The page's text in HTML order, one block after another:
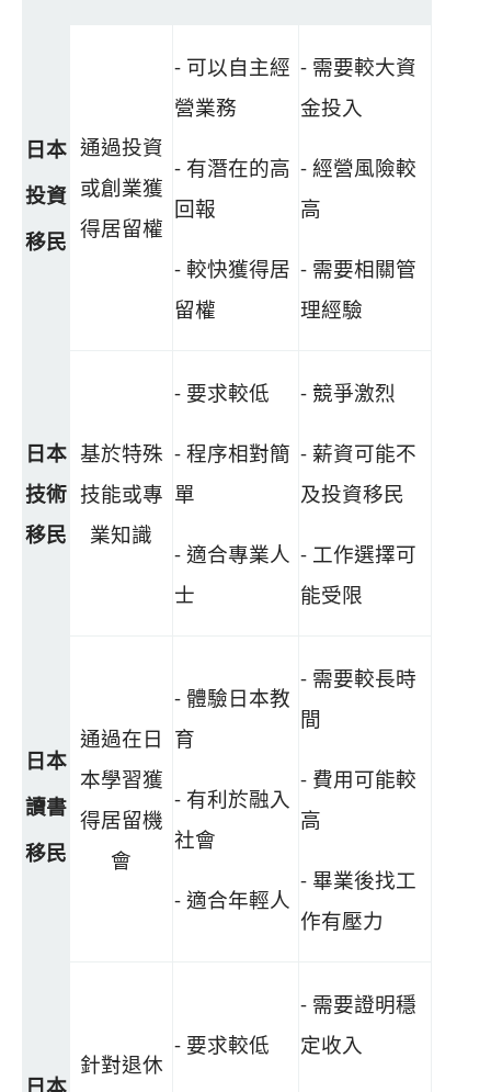
日本
投資
移民
通過投資
或創業獲
得居留權
- 可以自主經
營業務
- 有潛在的高
回報
- 較快獲得居
留權
- 需要較大資
金投入
- 經營風險較
高
- 需要相關管
理經驗
日本
技術
移民
基於特殊
技能或專
業知識
- 要求較低
- 程序相對簡
單
- 適合專業人
士
- 競爭激烈
- 薪資可能不
及投資移民
- 工作選擇可
能受限
日本
讀書
移民
通過在日
本學習獲
得居留機
會
- 體驗日本教
育
- 有利於融入
社會
- 適合年輕人
- 需要較長時
間
- 費用可能較
高
- 畢業後找工
作有壓力
日本
針對退休
- 要求較低
- 需要證明穩
定收入